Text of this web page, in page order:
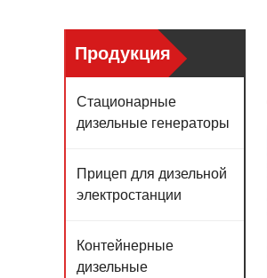
Продукция
Стационарные
дизельные генераторы
Прицеп для дизельной
электростанции
Контейнерные
дизельные